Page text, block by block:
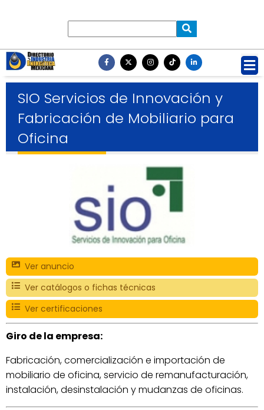
SIO Servicios de Innovación y
Fabricación de Mobiliario para
Oficina
Ver anuncio
Ver catálogos o fichas técnicas
Ver certificaciones
Giro de la empresa:
Fabricación, comercialización e importación de
mobiliario de oficina, servicio de remanufacturación,
instalación, desinstalación y mudanzas de oficinas.